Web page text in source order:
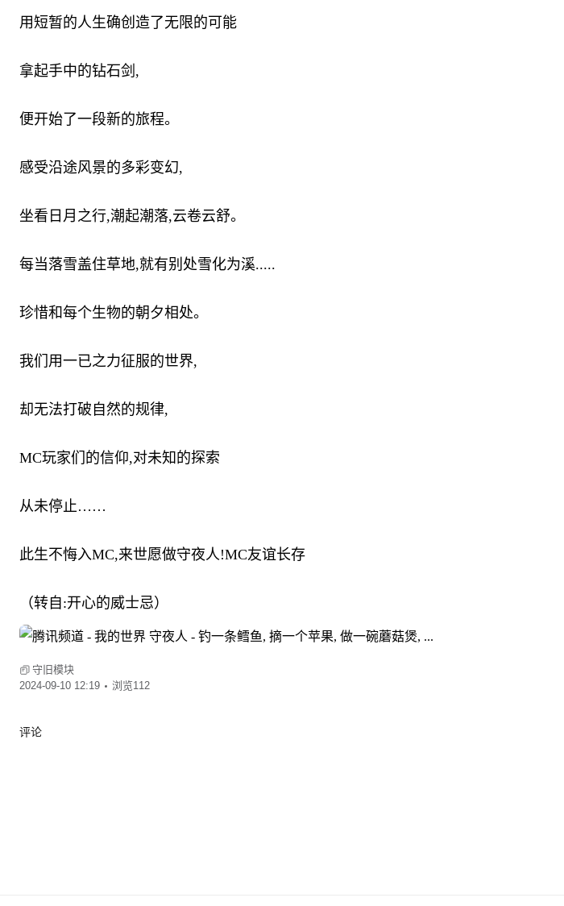
用短暂的人生确创造了无限的可能
拿起手中的钻石剑,
便开始了一段新的旅程。
感受沿途风景的多彩变幻,
坐看日月之行,潮起潮落,云卷云舒。
每当落雪盖住草地,就有别处雪化为溪.....
珍惜和每个生物的朝夕相处。
我们用一已之力征服的世界,
却无法打破自然的规律,
MC玩家们的信仰,对未知的探索
从未停止……
此生不悔入MC,来世愿做守夜人!MC友谊长存
（转自:开心的威士忌）
守旧模块
2024-09-10 12:19
浏览112
评论